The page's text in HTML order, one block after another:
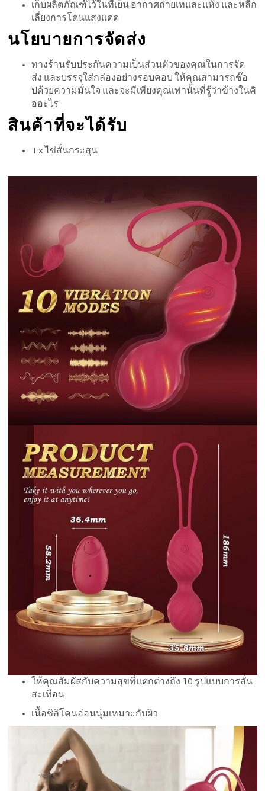
เก็บผลิตภัณฑ์ไว้ในที่เย็น อากาศถ่ายเทและแห้ง และหลีก
เลี่ยงการโดนแสงแดด
นโยบายการจัดส่ง
ทางร้านรับประกันความเป็นส่วนตัวของคุณในการจัด
ส่ง และบรรจุใส่กล่องอย่างรอบคอบ ให้คุณสามารถช๊อ
ปด้วยความมั่นใจ และจะมีเพียงคุณเท่านั้นที่รู้ว่าข้างในคิ
ออะไร
สินค้าที่จะได้รับ
1 x ไข่สั่นกระสุน
ให้คุณสัมผัสกับความสุขที่แตกต่างถึง 10 รูปแบบการสั่น
สะเทือน
เนื้อซิลิโคนอ่อนนุ่มเหมาะกับผิว